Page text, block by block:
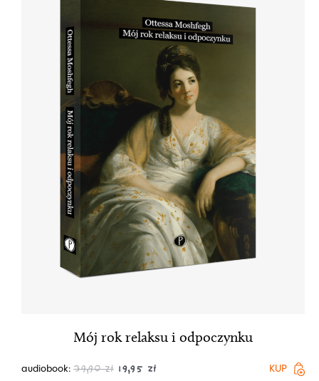
Mój rok relaksu i odpoczynku
audiobook: 39,90zł 19,95 zł
KUP